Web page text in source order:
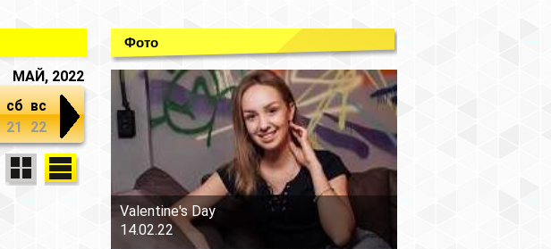
МАЙ, 2022
сб
21
вс
22
Фото
Valentine's Day
14.02.22